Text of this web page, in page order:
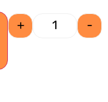
-
+